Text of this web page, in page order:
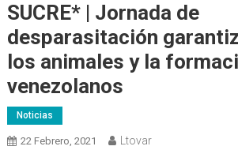
SUCRE* | Jornada de
desparasitación
los animales y la
venezolanos
Noticias
22 Febrero, 2021 Ltovar